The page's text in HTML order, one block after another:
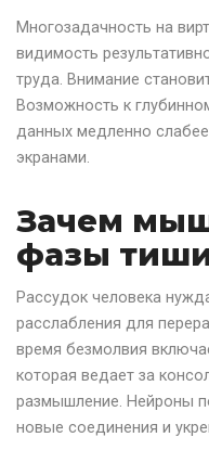
Многозадачность на
видимость
труда. Внимание
Возможность к
данных медленно
экранами.
Зачем
фазы
Рассудок человека
расслабления для
время безмолвия
которая ведает за
размышление. Нейроны
новые соединения и